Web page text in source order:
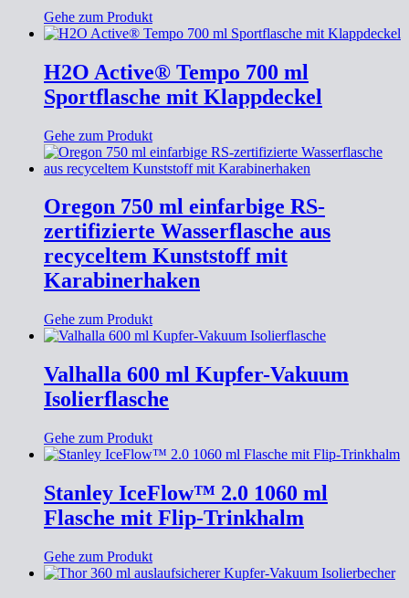
Gehe zum Produkt
H2O Active® Tempo 700 ml
Sportflasche mit Klappdeckel
Gehe zum Produkt
Oregon 750 ml einfarbige RS-
zertifizierte Wasserflasche aus
recyceltem Kunststoff mit
Karabinerhaken
Gehe zum Produkt
Valhalla 600 ml Kupfer-Vakuum
Isolierflasche
Gehe zum Produkt
Stanley IceFlow™ 2.0 1060 ml
Flasche mit Flip-Trinkhalm
Gehe zum Produkt